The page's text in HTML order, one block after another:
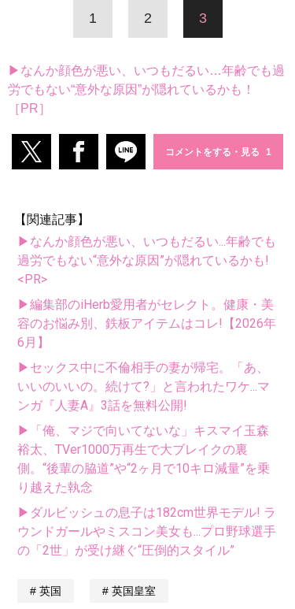
1 2 3
▶なんか顔色が悪い、いつもだるい…年齢でも過
労でもない“意外な原因”が隠れているかも！
［PR］
コメントをする・見る
【関連記事】
▶なんか顔色が悪い、いつもだるい...年齢でも
過労でもない“意外な原因”が隠れているかも!
<PR>
▶編集部のiHerb愛用者がセレクト。健康・美
容のお悩み別、鉄板アイテムはコレ!【2026年
6月】
▶セックス中に不倫相手の妻が帰宅。「あ、
いいのいいの。続けて?」と言われたワケ...マ
ンガ『人妻A』3話を無料公開!
▶「俺、マジで向いてないな」キスマイ玉森
裕太、TVer1000万再生で大ブレイクの裏
側。“後輩の脇道”や“2ヶ月で10キロ減量”を乗
り越えた執念
▶ダルビッシュの息子は182cm世界モデル! ラ
ウンドガールやミスコン美女も...プロ野球選手
の「2世」が受け継ぐ“圧倒的スタイル”
英国 英国皇室